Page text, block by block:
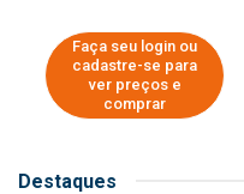
Faça seu login ou
cadastre-se para
ver preços e
comprar
Destaques